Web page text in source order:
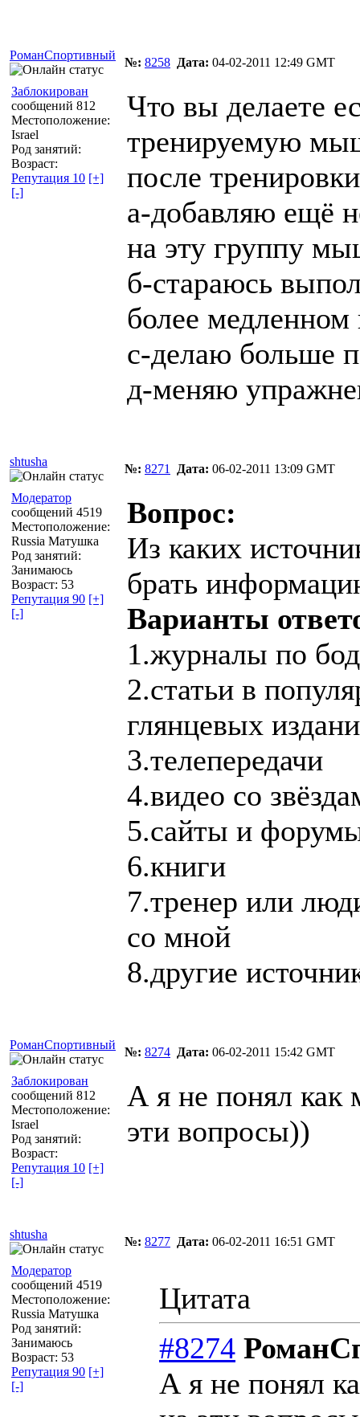
РоманСпортивный
№: 8258 Дата: 04-02-2011 12:49 GMT
Заблокирован
сообщений 812
Местоположение:
Israel
Род занятий:
Возраст:
Репутация 10 [+]
[-]
Что вы делаете
тренируемую
после
а-добавляю ещё
на эту группу
б-стараюсь
более
с-делаю больше
д-меняю
shtusha
№: 8271 Дата: 06-02-2011 13:09 GMT
Модератор
сообщений 4519
Местоположение:
Russia Матушка
Род занятий:
Занимаюсь
Возраст: 53
Репутация 90 [+]
[-]
Вопрос:
Из каких
брать
Варианты
1.журналы по
2.статьи в
глянцевых
3.телепередачи
4.видео со
5.сайты и
6.книги
7.тренер или
со мной
8.другие
РоманСпортивный
№: 8274 Дата: 06-02-2011 15:42 GMT
Заблокирован
сообщений 812
Местоположение:
Israel
Род занятий:
Возраст:
Репутация 10 [+]
[-]
А я не понял как
эти вопросы))
shtusha
№: 8277 Дата: 06-02-2011 16:51 GMT
Модератор
сообщений 4519
Местоположение:
Russia Матушка
Род занятий:
Занимаюсь
Возраст: 53
Репутация 90 [+]
[-]
Цитата
#8274
А я не понял